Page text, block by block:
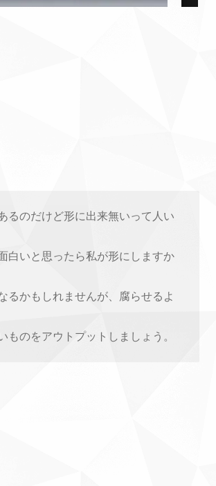
のだけど形に出来無いって人い
白いと思ったら私が形にしますか
るかもしれませんが、腐らせるよ
のをアウトプットしましょう。